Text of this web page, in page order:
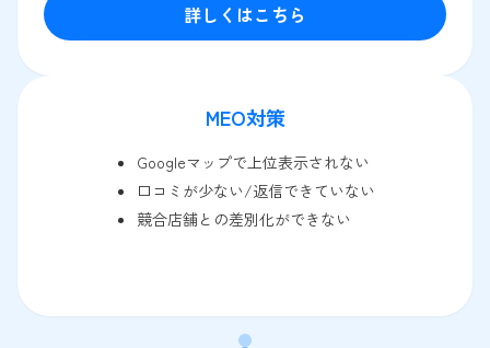
詳しくはこちら
MEO対策
Googleマップで上位表示されない
口コミが少ない/返信できていない
競合店舗との差別化ができない